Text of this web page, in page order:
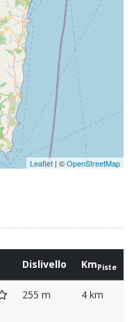
Leaflet | ©OpenStreetMap
Dislivello KmPiste
255 m 4 km